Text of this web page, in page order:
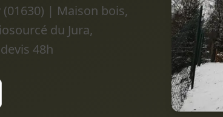
| Maison bois,
du Jura,
48h